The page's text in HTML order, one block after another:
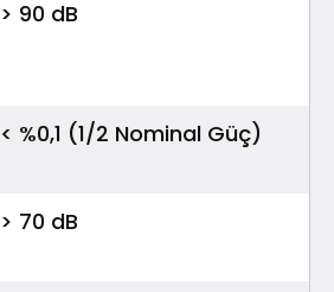
> 90 dB
< %0,1 (1/2 Nominal Güç)
> 70 dB